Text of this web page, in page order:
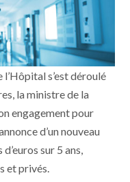
s’est déroulé
la ministre de la
engagement pour
d’un nouveau
sur 5 ans,
et privés.